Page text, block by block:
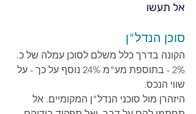
אל תעשו
סוכן הנדל"ן
הקונה בדרך כלל משלם לסוכן עמלה של כ.
2% - בתוספת מע"מ 24% נוסף על כך - על
שווי הנכס.
היזהרן מול סוכני הנדל"ן המקומיים. אל